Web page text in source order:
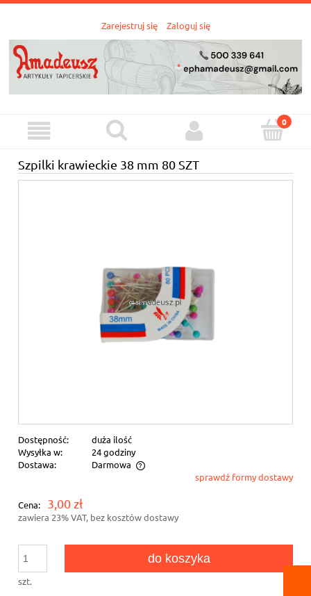
Zarejestruj się Zaloguj się
Szpilki krawieckie 38 mm 80 SZT
Dostępność:
duża ilość
Wysyłka w:
24 godziny
Dostawa:
Darmowa
Cena nie zawiera ewentualnych kosztów płatnościsprawdź formy dostawy
Cena: 3,00 zł
zawiera 23% VAT, bez kosztów dostawy
szt.
do koszyka